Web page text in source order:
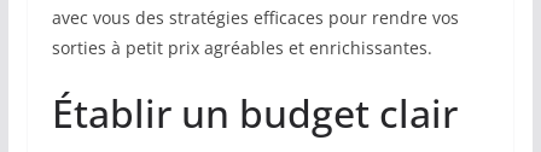
avec vous des stratégies efficaces pour rendre vos
sorties à petit prix agréables et enrichissantes.
Établir un budget clair